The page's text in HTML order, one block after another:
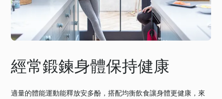
經常鍛鍊身體保持健康
適量的體能運動能釋放安多酚，搭配均衡飲食讓身體更健康，來